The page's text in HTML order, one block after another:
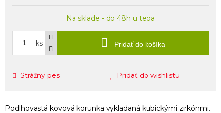
Na sklade - do 48h u teba
ks Pridať do košíka
Strážny pes Pridať do wishlistu
Podlhovastá kovová korunka vykladaná kubickými zirkónmi.